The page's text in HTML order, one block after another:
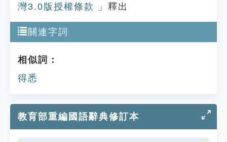
灣3.0版授權條款
」釋出
關連字詞
相似詞：
得悉
教育部重編國語辭典修訂本